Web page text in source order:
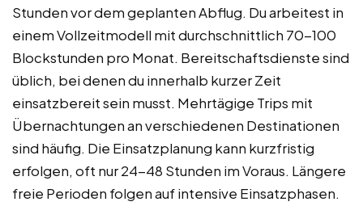
Stunden vor dem geplanten Abflug. Du arbeitest in
einem Vollzeitmodell mit durchschnittlich 70-100
Blockstunden pro Monat. Bereitschaftsdienste sind
üblich, bei denen du innerhalb kurzer Zeit
einsatzbereit sein musst. Mehrtägige Trips mit
Übernachtungen an verschiedenen Destinationen
sind häufig. Die Einsatzplanung kann kurzfristig
erfolgen, oft nur 24-48 Stunden im Voraus. Längere
freie Perioden folgen auf intensive Einsatzphasen.